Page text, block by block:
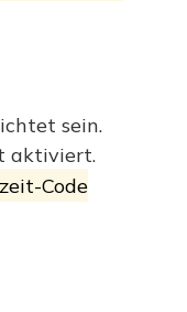
sein.
aktiviert.
Code